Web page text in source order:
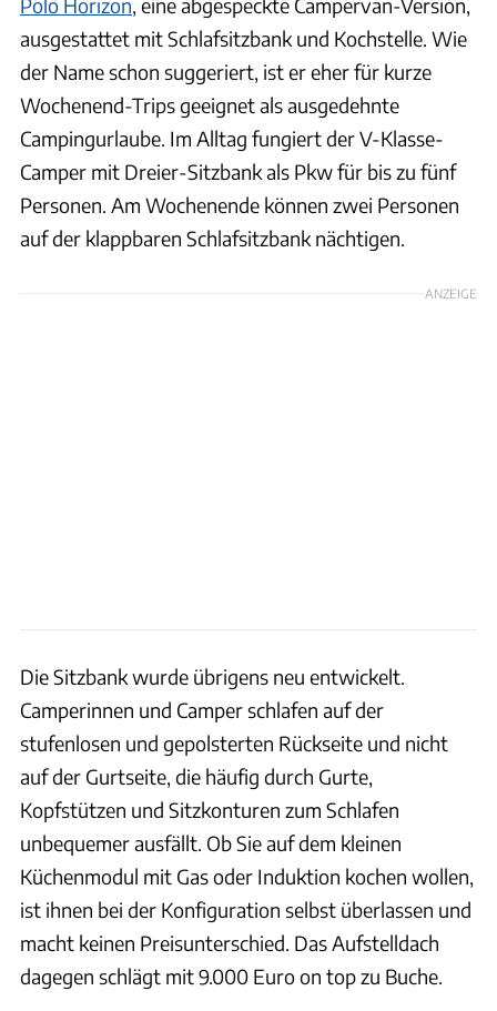
ausgestattet mit Schlafsitzbank und Kochstelle. Wie
der Name schon suggeriert, ist er eher für kurze
Wochenend-Trips geeignet als ausgedehnte
Campingurlaube. Im Alltag fungiert der V-Klasse-
Camper mit Dreier-Sitzbank als Pkw für bis zu fünf
Personen. Am Wochenende können zwei Personen
auf der klappbaren Schlafsitzbank nächtigen.
ANZEIGE
Die Sitzbank wurde übrigens neu entwickelt.
Camperinnen und Camper schlafen auf der
stufenlosen und gepolsterten Rückseite und nicht
auf der Gurtseite, die häufig durch Gurte,
Kopfstützen und Sitzkonturen zum Schlafen
unbequemer ausfällt. Ob Sie auf dem kleinen
Küchenmodul mit Gas oder Induktion kochen wollen,
ist ihnen bei der Konfiguration selbst überlassen und
macht keinen Preisunterschied. Das Aufstelldach
dagegen schlägt mit 9.000 Euro on top zu Buche.